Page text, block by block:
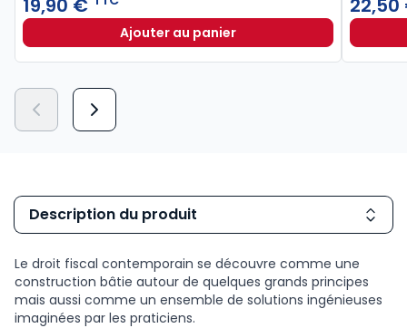
19,90 €
Ajouter au panierLexique des termes juridiques
Description du produit
Le droit fiscal contemporain se découvre comme une
construction bâtie autour de quelques grands principes
mais aussi comme un ensemble de solutions ingénieuses
imaginées par les praticiens.